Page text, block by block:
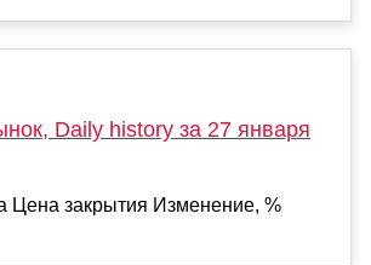
Daily history за 27 января
Цена закрытия Изменение, %